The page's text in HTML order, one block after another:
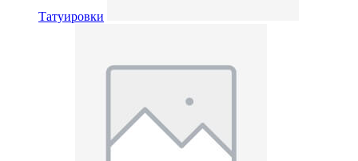
Татуировки